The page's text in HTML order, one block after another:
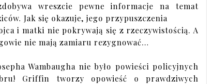
wreszcie pewne informacje na temat
Jak się okazuje, jego przypuszczenia
i matki nie pokrywają się z rzeczywistością. A
nie mają zamiaru rezygnować…
Wambaugha nie było powieści policyjnych
Griffin tworzy opowieść o prawdziwych